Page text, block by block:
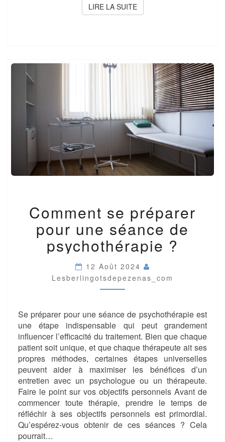
LIRE LA SUITELIRE LA SUITE
SE
PRÉPARER
POUR
UNE
SÉANCE
PSYCHOTHÉRAPIE
?
Comment se préparer
pour une séance de
psychothérapie ?
12 Août 2024
Lesberlingotsdepezenas_com
Se préparer pour une séance de psychothérapie est
une étape indispensable qui peut grandement
influencer l’efficacité du traitement. Bien que chaque
patient soit unique, et que chaque thérapeute ait ses
propres méthodes, certaines étapes universelles
peuvent aider à maximiser les bénéfices d’un
entretien avec un psychologue ou un thérapeute.
Faire le point sur vos objectifs personnels Avant de
commencer toute thérapie, prendre le temps de
réfléchir à ses objectifs personnels est primordial.
Qu’espérez-vous obtenir de ces séances ? Cela
pourrait…